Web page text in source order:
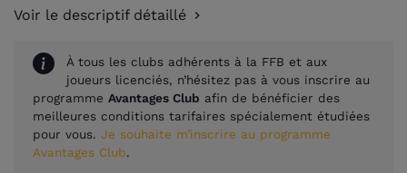
Voir le descriptif détaillé
À tous les clubs adhérents à la FFB et aux
joueurs licenciés, n’hésitez pas à vous inscrire au
programme Avantages Club afin de bénéficier des
meilleures conditions tarifaires spécialement étudiées
pour vous. Je souhaite m’inscrire au programme
Avantages Club.